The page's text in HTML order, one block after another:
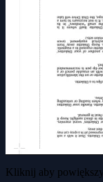
Kliknij aby